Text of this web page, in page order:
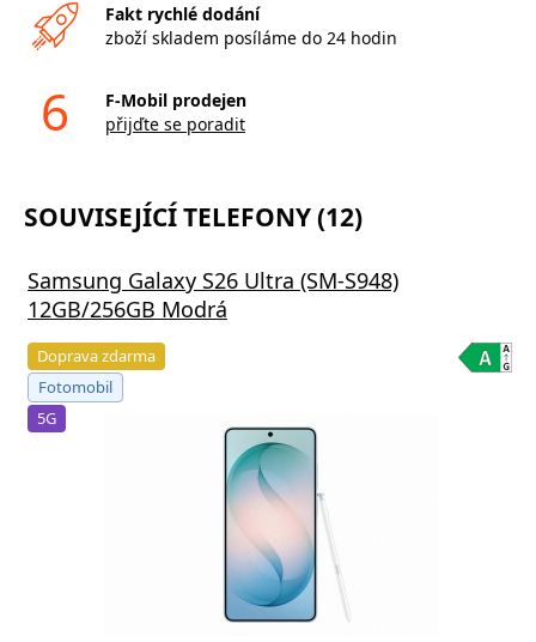
Fakt rychlé dodání
zboží skladem posíláme do 24 hodin
6
F-Mobil prodejen
přijďte se poradit
SOUVISEJÍCÍ TELEFONY (12)
Samsung Galaxy S26 Ultra (SM-S948)
12GB/256GB Modrá
Doprava zdarma
Fotomobil
5G